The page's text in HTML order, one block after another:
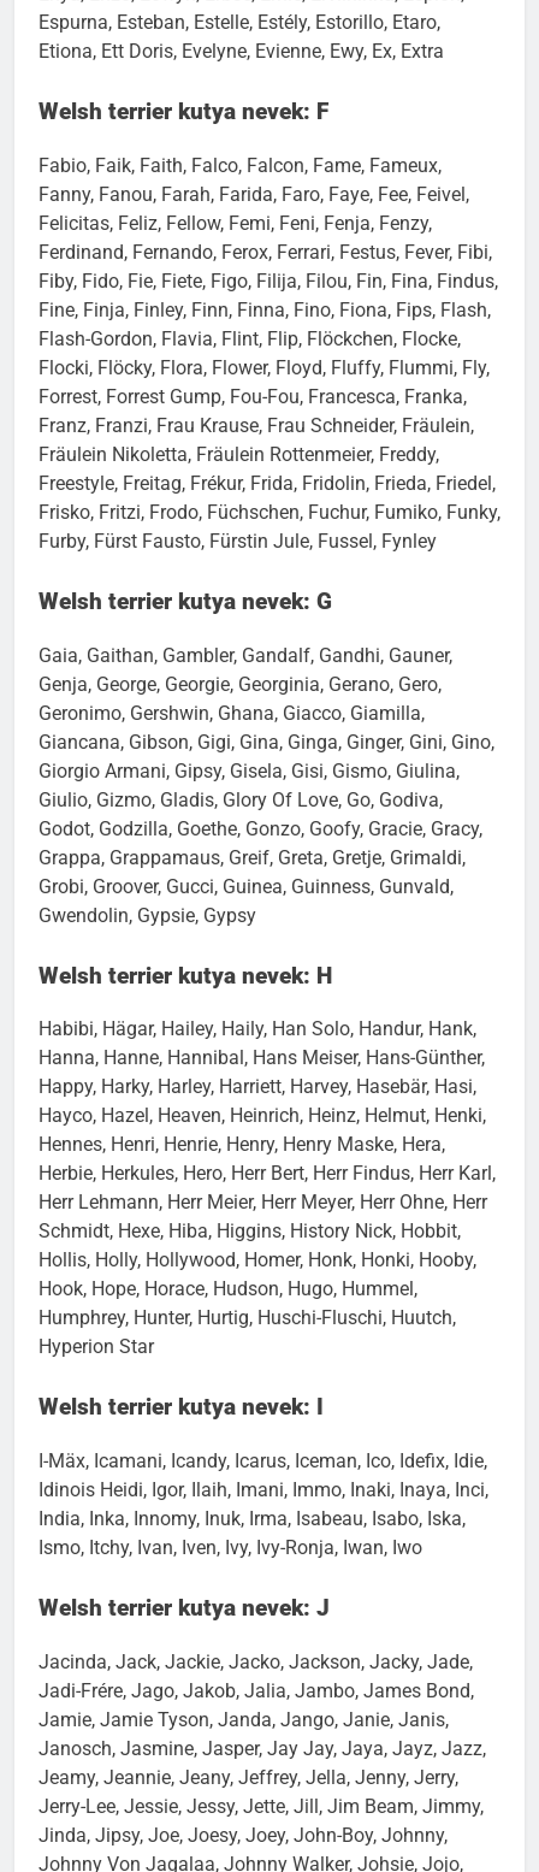
Enya, Enzo, Eowyn, Erbse, Ernie, Ervilhinha, Espion,
Espurna, Esteban, Estelle, Estély, Estorillo, Etaro,
Fabio, Faik, Faith, Falco, Falcon, Fame, Fameux,
Fanny, Fanou, Farah, Farida, Faro, Faye, Fee, Feivel,
Felicitas, Feliz, Fellow, Femi, Feni, Fenja, Fenzy,
Ferdinand, Fernando, Ferox, Ferrari, Festus, Fever, Fibi,
Fiby, Fido, Fie, Fiete, Figo, Filija, Filou, Fin, Fina, Findus,
Fine, Finja, Finley, Finn, Finna, Fino, Fiona, Fips, Flash,
Flash-Gordon, Flavia, Flint, Flip, Flöckchen, Flocke,
Flocki, Flöcky, Flora, Flower, Floyd, Fluffy, Flummi, Fly,
Forrest, Forrest Gump, Fou-Fou, Francesca, Franka,
Franz, Franzi, Frau Krause, Frau Schneider, Fräulein,
Fräulein Nikoletta, Fräulein Rottenmeier, Freddy,
Freestyle, Freitag, Frékur, Frida, Fridolin, Frieda, Friedel,
Frisko, Fritzi, Frodo, Füchschen, Fuchur, Fumiko, Funky,
Gaia, Gaithan, Gambler, Gandalf, Gandhi, Gauner,
Genja, George, Georgie, Georginia, Gerano, Gero,
Geronimo, Gershwin, Ghana, Giacco, Giamilla,
Giancana, Gibson, Gigi, Gina, Ginga, Ginger, Gini, Gino,
Giorgio Armani, Gipsy, Gisela, Gisi, Gismo, Giulina,
Giulio, Gizmo, Gladis, Glory Of Love, Go, Godiva,
Godot, Godzilla, Goethe, Gonzo, Goofy, Gracie, Gracy,
Grappa, Grappamaus, Greif, Greta, Gretje, Grimaldi,
Grobi, Groover, Gucci, Guinea, Guinness, Gunvald,
Welsh terrier kutya nevek: H
Habibi, Hägar, Hailey, Haily, Han Solo, Handur, Hank,
Hanna, Hanne, Hannibal, Hans Meiser, Hans-Günther,
Happy, Harky, Harley, Harriett, Harvey, Hasebär, Hasi,
Hayco, Hazel, Heaven, Heinrich, Heinz, Helmut, Henki,
Hennes, Henri, Henrie, Henry, Henry Maske, Hera,
Herbie, Herkules, Hero, Herr Bert, Herr Findus, Herr Karl,
Herr Lehmann, Herr Meier, Herr Meyer, Herr Ohne, Herr
Schmidt, Hexe, Hiba, Higgins, History Nick, Hobbit,
Hollis, Holly, Hollywood, Homer, Honk, Honki, Hooby,
Hook, Hope, Horace, Hudson, Hugo, Hummel,
Humphrey, Hunter, Hurtig, Huschi-Fluschi, Huutch,
I-Mäx, Icamani, Icandy, Icarus, Iceman, Ico, Idefix, Idie,
Idinois Heidi, Igor, Ilaih, Imani, Immo, Inaki, Inaya, Inci,
India, Inka, Innomy, Inuk, Irma, Isabeau, Isabo, Iska,
Jacinda, Jack, Jackie, Jacko, Jackson, Jacky, Jade,
Jadi-Frére, Jago, Jakob, Jalia, Jambo, James Bond,
Jamie, Jamie Tyson, Janda, Jango, Janie, Janis,
Janosch, Jasmine, Jasper, Jay Jay, Jaya, Jayz, Jazz,
Jeamy, Jeannie, Jeany, Jeffrey, Jella, Jenny, Jerry,
Jerry-Lee, Jessie, Jessy, Jette, Jill, Jim Beam, Jimmy,
Jinda, Jipsy, Joe, Joesy, Joey, John-Boy, Johnny,